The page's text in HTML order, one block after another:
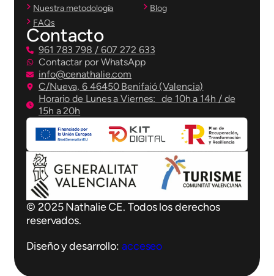
Nuestra metodología
Blog
FAQs
Contacto
961 783 798 / 607 272 633
Contactar por WhatsApp
info@cenathalie.com
C/Nueva, 6 46450 Benifaió (Valencia)
Horario de Lunes a Viernes: de 10h a 14h / de
15h a 20h
© 2025 Nathalie CE. Todos los derechos
reservados.
Diseño y desarrollo: acceseo